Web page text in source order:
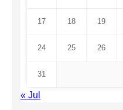
17 18 19
24 25 26
31
« Jul